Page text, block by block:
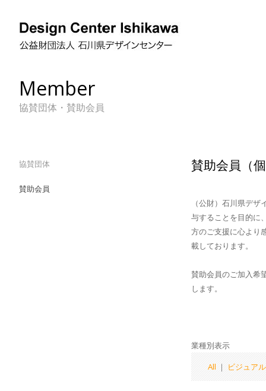
Member
協賛団体・賛助会員
協賛団体
賛助会員
賛助会員（
（公財）石川県デ
与することを目的に
方のご支援に心より
載しております。
賛助会員のご加入希
します。
業種別表示
All｜ビジュア